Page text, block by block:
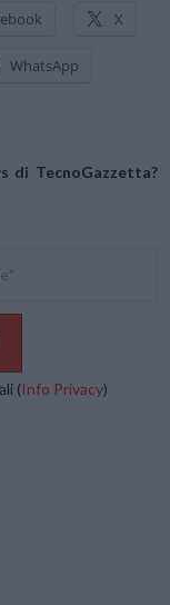
X
WhatsApp
di TecnoGazzetta?
(Info Privacy)